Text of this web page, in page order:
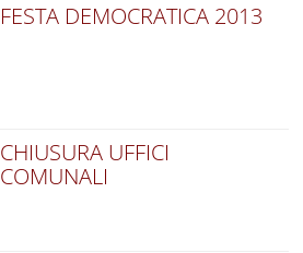
FESTA DEMOCRATICA 2013
CHIUSURA UFFICI
COMUNALI